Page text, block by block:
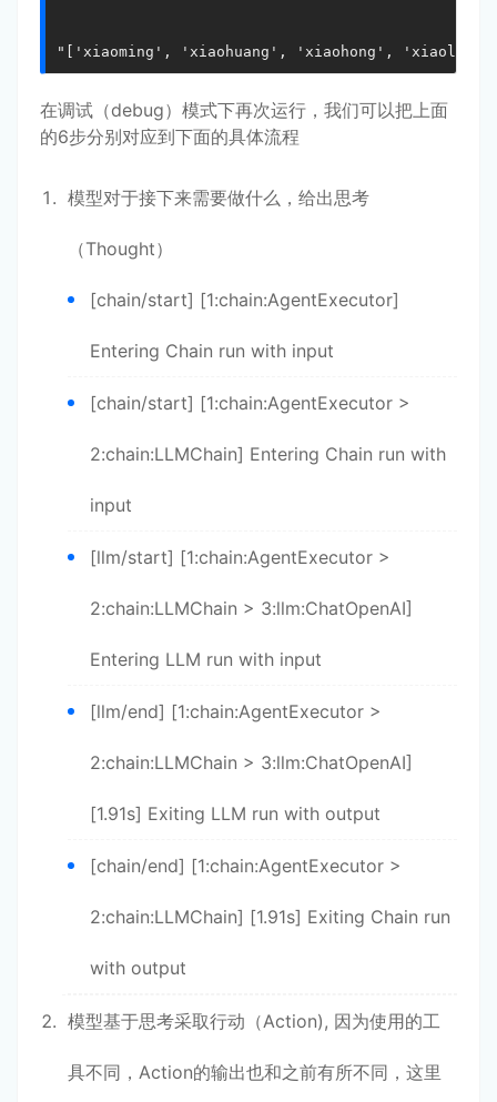
"['xiaoming', 'xiaohuang', 'xiaohong',
在调试（debug）模式下再次运行，我们可以把上面
的6步分别对应到下面的具体流程
模型对于接下来需要做什么，给出思考
（Thought）
[chain/start] [1:chain:AgentExecutor]
Entering Chain run with input
[chain/start] [1:chain:AgentExecutor >
2:chain:LLMChain] Entering Chain run with
input
[llm/start] [1:chain:AgentExecutor >
2:chain:LLMChain > 3:llm:ChatOpenAI]
Entering LLM run with input
[llm/end] [1:chain:AgentExecutor >
2:chain:LLMChain > 3:llm:ChatOpenAI]
[1.91s] Exiting LLM run with output
[chain/end] [1:chain:AgentExecutor >
2:chain:LLMChain] [1.91s] Exiting Chain run
with output
模型基于思考采取行动（Action), 因为使用的工
具不同，Action的输出也和之前有所不同，这里